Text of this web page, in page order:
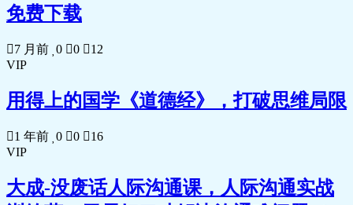
免费下载
7 月前 0 0
12
VIP
用得上的国学《道德经》，打破思维局限
1 年前 0 0
16
VIP
大成-没废话人际沟通课，人际沟通实战